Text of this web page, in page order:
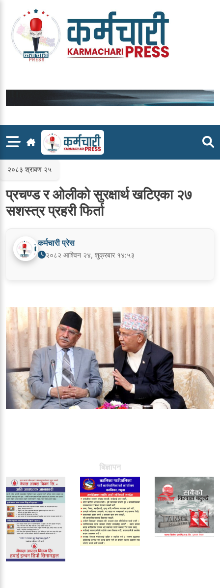
content
२०८३ श्रावण २५
प्रचण्ड र ओलीको सुरक्षार्थ खटिएका २७
सशस्त्र प्रहरी फिर्ता
कर्मचारी प्रेस
२०८२ आश्विन २४, शुक्रबार १४:५३
बिज्ञापन